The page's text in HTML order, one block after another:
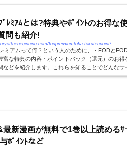
ﾟﾚﾐｱﾑとは?特典やﾎﾟｲﾝﾄのお得な
問も紹介!
fodpremiumtoha-tokutenpoint/
ミアムって何？という人のために、・FODと
富な特典の内容・ポイントバック（還元）のお得
などを紹介します。これらを知ることでどんなサ
いきましょう！FODとFODプレミアムFODプレ...
最新漫画が無料で1巻以上読めるｻ
ﾎﾟｲﾝﾄなど